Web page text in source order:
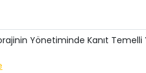
Yönetiminde Kanıt Temelli